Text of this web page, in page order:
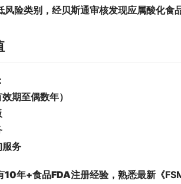
风险类别，经贝斯通审核发现应属酸化食
期至偶数年）
服务
10年+食品FDA注册经验 ，熟悉最新《